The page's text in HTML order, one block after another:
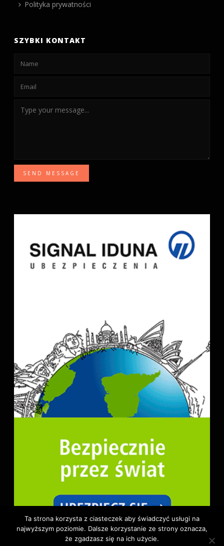
Polityka prywatności
SZYBKI KONTAKT
SEND MESSAGE
Ta strona korzysta z ciasteczek aby świadczyć usługi na
najwyższym poziomie. Dalsze korzystanie ze strony oznacza,
że zgadzasz się na ich użycie.